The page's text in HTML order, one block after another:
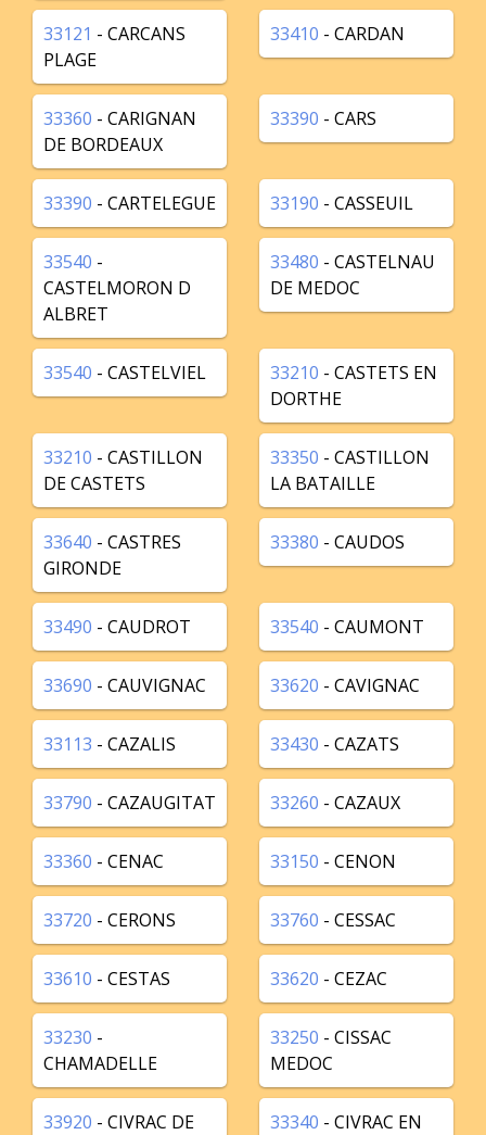
33121 - CARCANS
PLAGE
33410 - CARDAN
33360 - CARIGNAN
DE BORDEAUX
33390 - CARS
33390 - CARTELEGUE 33190 - CASSEUIL
33540 -
CASTELMORON D
ALBRET
33480 - CASTELNAU
DE MEDOC
33540 - CASTELVIEL 33210 - CASTETS EN
DORTHE
33210 - CASTILLON
DE CASTETS
33350 - CASTILLON
LA BATAILLE
33640 - CASTRES
GIRONDE
33380 - CAUDOS
33490 - CAUDROT 33540 - CAUMONT
33690 - CAUVIGNAC 33620 - CAVIGNAC
33113 - CAZALIS 33430 - CAZATS
33790 - CAZAUGITAT 33260 - CAZAUX
33360 - CENAC 33150 - CENON
33720 - CERONS 33760 - CESSAC
33610 - CESTAS 33620 - CEZAC
33230 -
CHAMADELLE
33250 - CISSAC
MEDOC
33920 - CIVRAC DE
33340 - CIVRAC EN